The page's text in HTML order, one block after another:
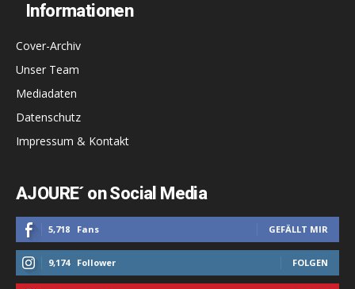
Informationen
Cover-Archiv
Unser Team
Mediadaten
Datenschutz
Impressum & Kontakt
AJOURE´ on Social Media
5,718 Fans GEFÄLLT MIR
9,174 Follower FOLGEN